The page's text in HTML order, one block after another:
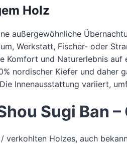
Holz
außergewöhnliche
Werkstatt, Fischer- oder
Komfort und Naturerlebnis auf
nordischer Kiefer und
Innenausstattung variiert,
Sugi Ban
Holzes, auch